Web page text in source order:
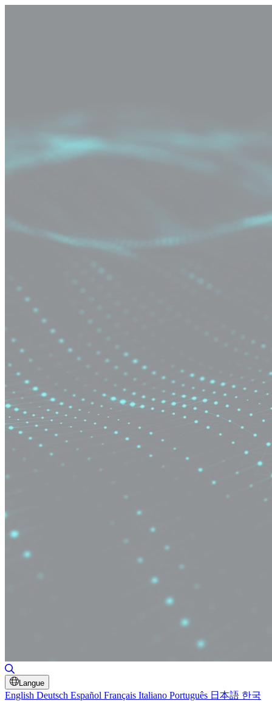
Langue
English Deutsch Español Français Italiano Português 日本語 한국